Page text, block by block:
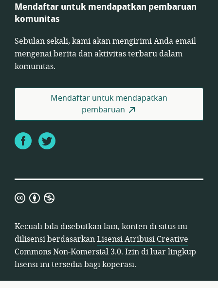
Mendaftar untuk mendapatkan pembaruan
komunitas
Sebulan sekali, kami akan mengirimi Anda email
mengenai berita dan aktivitas terbaru dalam
komunitas.
Mendaftar untuk mendapatkan
pembaruan
FacebookTwitter
Lisensi
Creative
Commons
Non-
Komersial
3.0
Kecuali bila disebutkan lain, konten di situs ini
dilisensi berdasarkanLisensi Atribusi Creative
Commons Non-Komersial 3.0. Izin di luar lingkup
lisensi ini tersedia bagi koperasi.